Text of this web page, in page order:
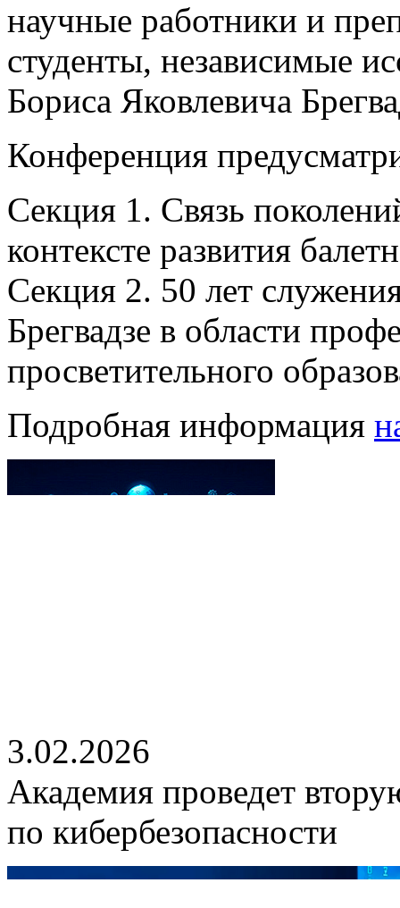
научные работники и
студенты, независимые
Бориса Яковлевича
Конференция
Секция 1. Связь
контексте развития
Секция 2. 50 лет
Брегвадзе в области
просветительного
Подробная информация
3.02.2026
Академия проведет
по кибербезопасности